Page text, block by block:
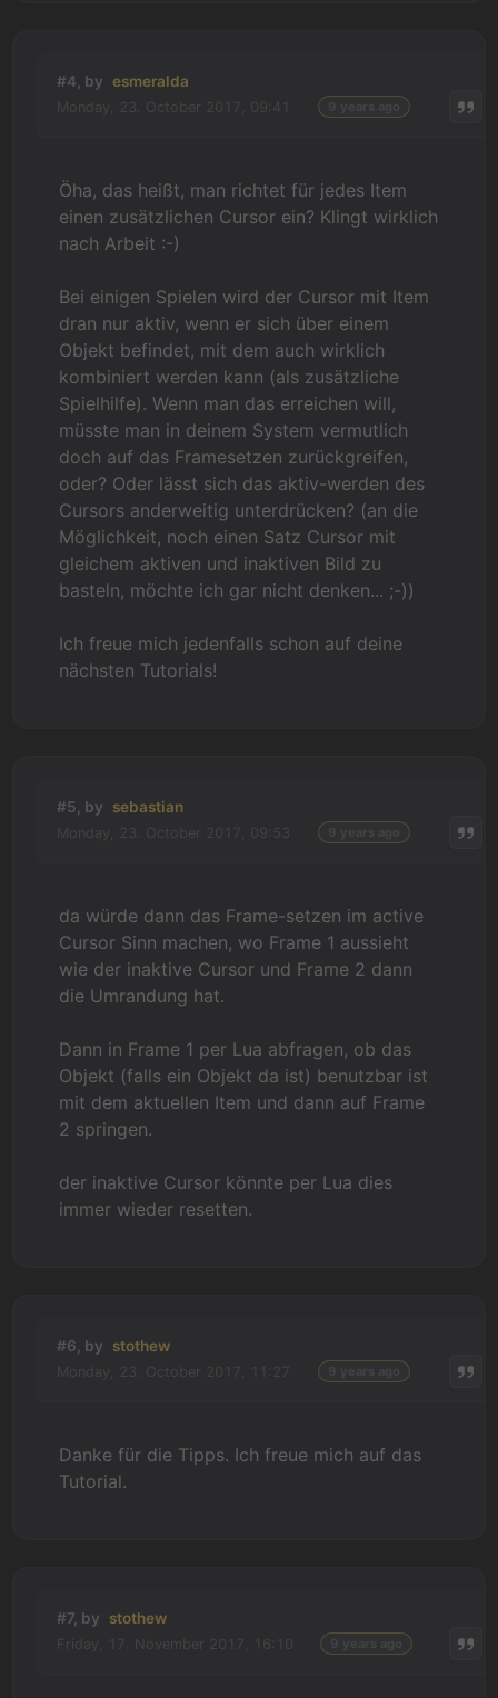
#4, by esmeralda
Öha, das heißt, man richtet für jedes Item
einen zusätzlichen Cursor ein? Klingt wirklich
nach Arbeit :-)
Bei einigen Spielen wird der Cursor mit Item
dran nur aktiv, wenn er sich über einem
Objekt befindet, mit dem auch wirklich
kombiniert werden kann (als zusätzliche
Spielhilfe). Wenn man das erreichen will,
müsste man in deinem System vermutlich
doch auf das Framesetzen zurückgreifen,
oder? Oder lässt sich das aktiv-werden des
Cursors anderweitig unterdrücken? (an die
Möglichkeit, noch einen Satz Cursor mit
gleichem aktiven und inaktiven Bild zu
basteln, möchte ich gar nicht denken... ;-))
Ich freue mich jedenfalls schon auf deine
nächsten Tutorials!
#5, by sebastian
da würde dann das Frame-setzen im active
Cursor Sinn machen, wo Frame 1 aussieht
wie der inaktive Cursor und Frame 2 dann
die Umrandung hat.
Dann in Frame 1 per Lua abfragen, ob das
Objekt (falls ein Objekt da ist) benutzbar ist
mit dem aktuellen Item und dann auf Frame
2 springen.
der inaktive Cursor könnte per Lua dies
immer wieder resetten.
#6, by stothew
Danke für die Tipps. Ich freue mich auf das
Tutorial.
#7, by stothew